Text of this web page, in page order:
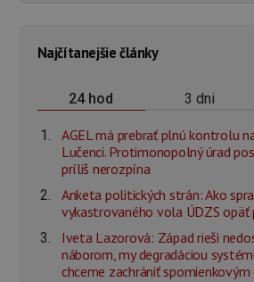
Najčítanejšie články
24 hod 3 dni
AGEL má prebrať plnú kontrolu
Lučenci. Protimonopolný úrad
príliš nerozpína
Anketa politických strán: Ako
vykastrovaného vola ÚDZS opäť
Iveta Lazorová: Západ rieši
náborom, my degradáciou
chceme zachrániť